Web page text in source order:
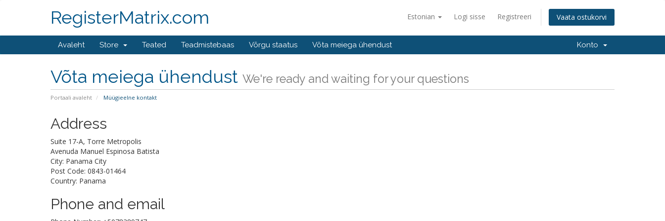
Estonian Logi sisse Registreeri Vaata ostukorvi
RegisterMatrix.com
Avaleht Store Teated Teadmistebaas Võrgu staatus Võta meiega ühendust Konto
Võta meiega ühendust We're ready and waiting for your questions
Portaali avaleht Müügieelne kontakt
Address
Suite 17-A, Torre Metropolis
Avenuda Manuel Espinosa Batista
City: Panama City
Post Code: 0843-01464
Country: Panama
Phone and email